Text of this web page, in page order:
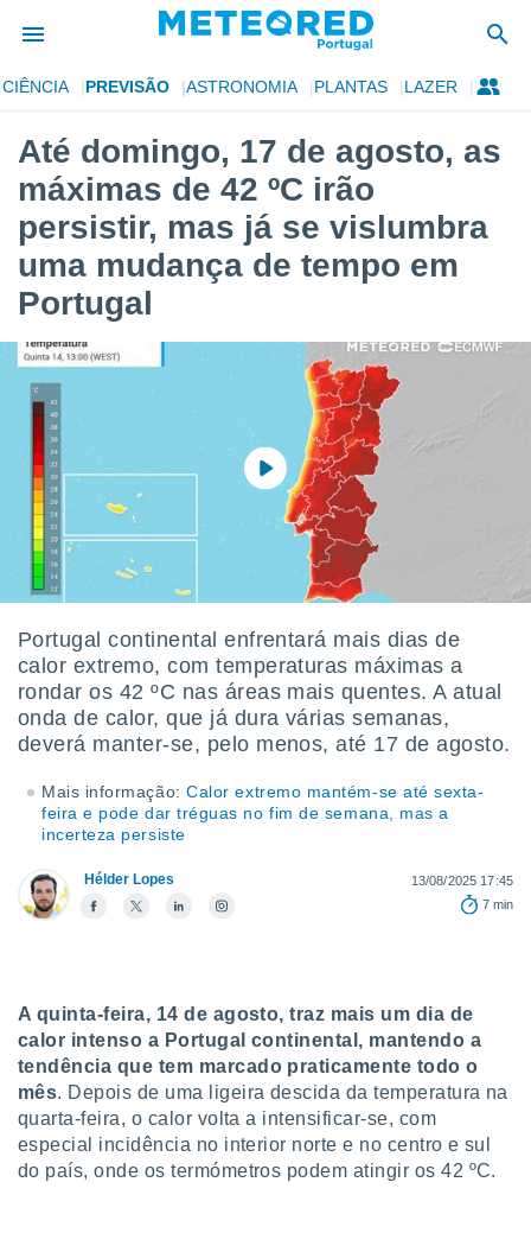
da
foi
para
as
fornecidas
das
e
forma
digital
ou
permite-
a nossa
de alta
botão
todos os
ou
no
como
um perfil
lhe
e
com
Pode
ACEITAR
CONTINUAR
CONFIGURAÇÕES
CIÊNCIA PREVISÃO ASTRONOMIA PLANTAS LAZER
Até domingo, 17 de agosto, as
máximas de 42 ºC irão
persistir, mas já se vislumbra
uma mudança de tempo em
Portugal
Portugal continental enfrentará mais dias de
calor extremo, com temperaturas máximas a
rondar os 42 ºC nas áreas mais quentes. A atual
onda de calor, que já dura várias semanas,
deverá manter-se, pelo menos, até 17 de agosto.
Mais informação:Calor extremo mantém-se até sexta-
feira e pode dar tréguas no fim de semana, mas a
incerteza persiste
Hélder Lopes
13/08/2025 17:45
7 min
A quinta-feira, 14 de agosto, traz mais um dia de
calor intenso a Portugal continental, mantendo a
tendência que tem marcado praticamente todo o
mês. Depois de uma ligeira descida da temperatura na
quarta-feira, o calor volta a intensificar-se, com
especial incidência no interior norte e no centro e sul
do país, onde os termómetros podem atingir os 42 ºC.